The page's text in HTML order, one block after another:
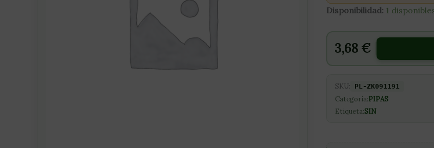
Disponibilidad: 1
3,68 €
SKU: PL-ZK091191
Categoría:PIPAS
Etiqueta:SIN